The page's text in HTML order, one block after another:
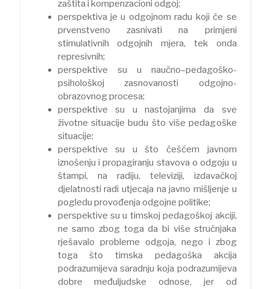
zaštita i kompenzacioni odgoj;
perspektiva je u odgojnom radu koji će se
prvenstveno zasnivati na primjeni
stimulativnih odgojnih mjera, tek onda
represivnih;
perspektive su u naučno–pedagoško-
psihološkoj zasnovanosti odgojno-
obrazovnog procesa;
perspektive su u nastojanjima da sve
životne situacije budu što više pedagoške
situacije;
perspektive su u što češćem javnom
iznošenju i propagiranju stavova o odgoju u
štampi, na radiju, televiziji, izdavačkoj
djelatnosti radi utjecaja na javno mišljenje u
pogledu provođenja odgojne politike;
perspektive su u timskoj pedagoškoj akciji,
ne samo zbog toga da bi više stručnjaka
rješavalo probleme odgoja, nego i zbog
toga što timska pedagoška akcija
podrazumijeva saradnju koja podrazumijeva
dobre međuljudske odnose, jer od